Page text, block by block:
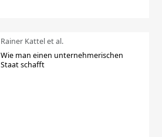
Rainer Kattel et al.
Wie man einen unternehmerischen
Staat schafft